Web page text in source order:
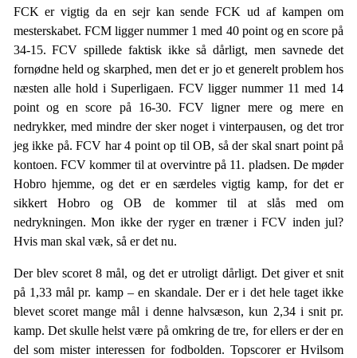
FCK er vigtig da en sejr kan sende FCK ud af kampen om
mesterskabet. FCM ligger nummer 1 med 40 point og en score på
34-15. FCV spillede faktisk ikke så dårligt, men savnede det
fornødne held og skarphed, men det er jo et generelt problem hos
næsten alle hold i Superligaen. FCV ligger nummer 11 med 14
point og en score på 16-30. FCV ligner mere og mere en
nedrykker, med mindre der sker noget i vinterpausen, og det tror
jeg ikke på. FCV har 4 point op til OB, så der skal snart point på
kontoen. FCV kommer til at overvintre på 11. pladsen. De møder
Hobro hjemme, og det er en særdeles vigtig kamp, for det er
sikkert Hobro og OB de kommer til at slås med om
nedrykningen. Mon ikke der ryger en træner i FCV inden jul?
Hvis man skal væk, så er det nu.
Der blev scoret 8 mål, og det er utroligt dårligt. Det giver et snit
på 1,33 mål pr. kamp – en skandale. Der er i det hele taget ikke
blevet scoret mange mål i denne halvsæson, kun 2,34 i snit pr.
kamp. Det skulle helst være på omkring de tre, for ellers er der en
del som mister interessen for fodbolden. Topscorer er Hvilsom